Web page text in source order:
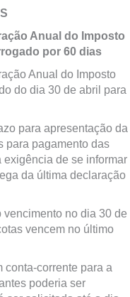
Anual do Imposto
por 60 dias
Anual do Imposto
do dia 30 de abril para
para apresentação da
para pagamento das
exigência de se informar
da última declaração
vencimento no dia 30 de
vencem no último
conta-corrente para a
poderia ser